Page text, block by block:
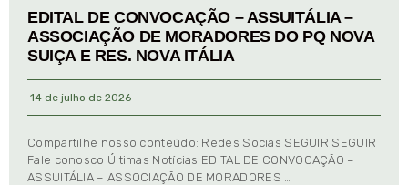
EDITAL DE CONVOCAÇÃO – ASSUITÁLIA –
ASSOCIAÇÃO DE MORADORES DO PQ NOVA
SUIÇA E RES. NOVA ITÁLIA
14 de julho de 2026
Compartilhe nosso conteúdo: Redes Socias SEGUIR SEGUIR
Fale conosco Últimas Notícias EDITAL DE CONVOCAÇÃO –
ASSUITÁLIA – ASSOCIAÇÃO DE MORADORES …